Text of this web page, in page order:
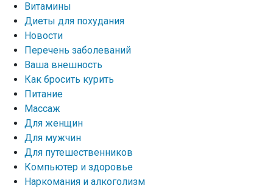
Витамины
Диеты для похудания
Новости
Перечень заболеваний
Ваша внешность
Как бросить курить
Питание
Массаж
Для женщин
Для мужчин
Для путешественников
Компьютер и здоровье
Наркомания и алкоголизм